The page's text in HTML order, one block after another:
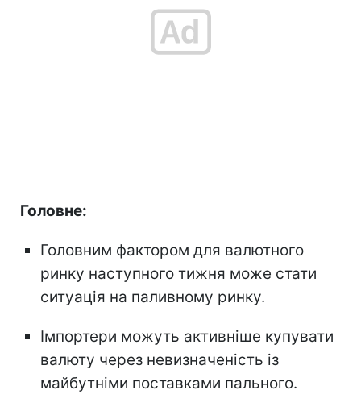
Головне:
Головним фактором для валютного
ринку наступного тижня може стати
ситуація на паливному ринку.
Імпортери можуть активніше купувати
валюту через невизначеність із
майбутніми поставками пального.